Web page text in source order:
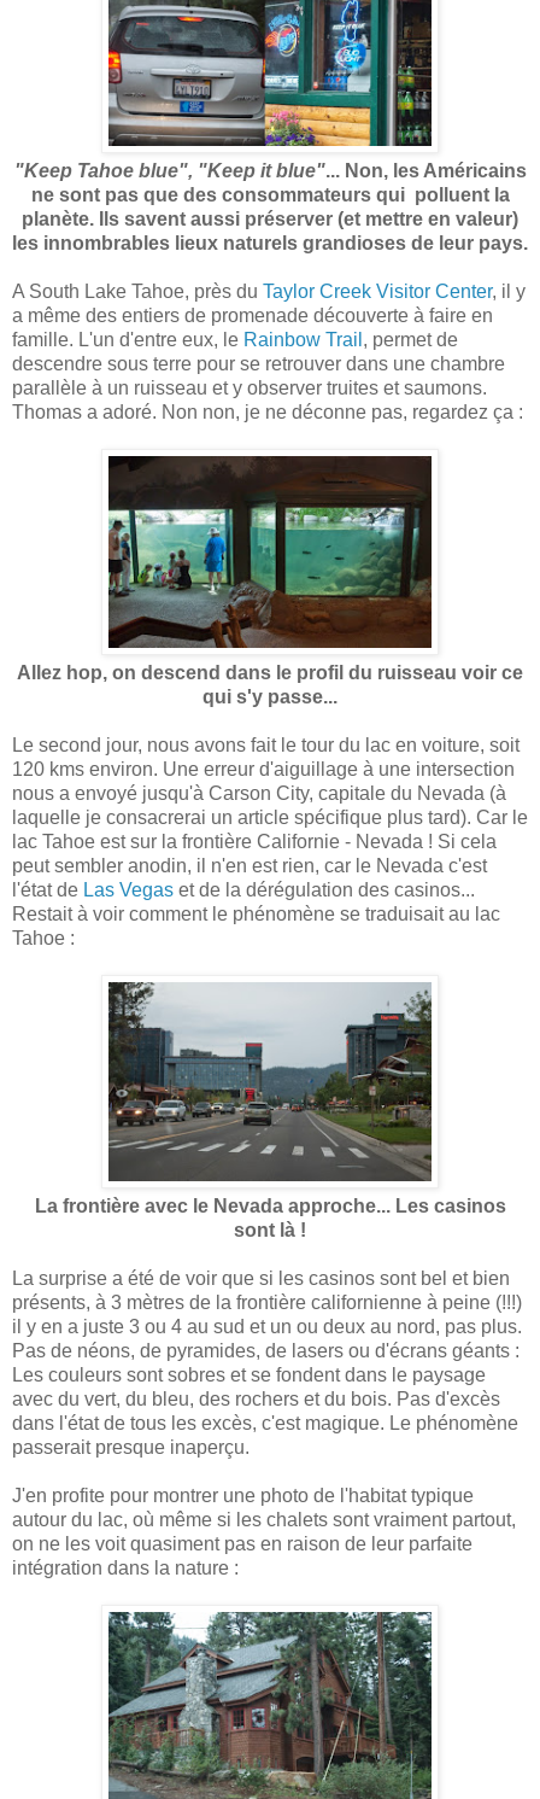
"Keep Tahoe blue", "Keep it blue"... Non, les Américains
ne sont pas que des consommateurs qui polluent la
planète. Ils savent aussi préserver (et mettre en valeur)
les innombrables lieux naturels grandioses de leur pays.
A South Lake Tahoe, près du Taylor Creek Visitor Center, il y
a même des entiers de promenade découverte à faire en
famille. L'un d'entre eux, le Rainbow Trail , permet de
descendre sous terre pour se retrouver dans une chambre
parallèle à un ruisseau et y observer truites et saumons.
Thomas a adoré. Non non, je ne déconne pas, regardez ça :
Allez hop, on descend dans le profil du ruisseau voir ce
qui s'y passe...
Le second jour, nous avons fait le tour du lac en voiture, soit
120 kms environ. Une erreur d'aiguillage à une intersection
nous a envoyé jusqu'à Carson City, capitale du Nevada (à
laquelle je consacrerai un article spécifique plus tard). Car le
lac Tahoe est sur la frontière Californie - Nevada ! Si cela
peut sembler anodin, il n'en est rien, car le Nevada c'est
l'état de Las Vegas et de la dérégulation des casinos...
Restait à voir comment le phénomène se traduisait au lac
Tahoe :
La frontière avec le Nevada approche... Les casinos
sont là !
La surprise a été de voir que si les casinos sont bel et bien
présents, à 3 mètres de la frontière californienne à peine (!!!)
il y en a juste 3 ou 4 au sud et un ou deux au nord, pas plus.
Pas de néons, de pyramides, de lasers ou d'écrans géants :
Les couleurs sont sobres et se fondent dans le paysage
avec du vert, du bleu, des rochers et du bois. Pas d'excès
dans l'état de tous les excès, c'est magique. Le phénomène
passerait presque inaperçu.
J'en profite pour montrer une photo de l'habitat typique
autour du lac, où même si les chalets sont vraiment partout,
on ne les voit quasiment pas en raison de leur parfaite
intégration dans la nature :